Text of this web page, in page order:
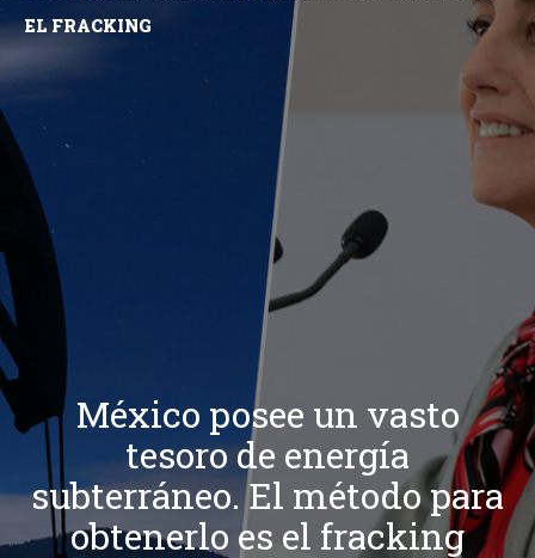
EL FRACKING
México posee un vasto
tesoro de energía
subterráneo. El método para
obtenerlo es el fracking